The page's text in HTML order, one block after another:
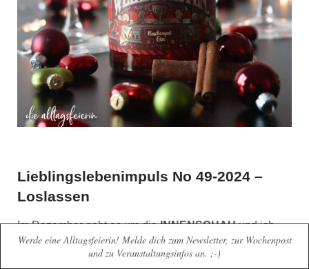
Lieblingslebenimpuls No 49-2024 –
Loslassen
Im Dezember geht es um dieINNENSCHAUund ich
lade dich ein, täglich bei mir auf Instagram in der Story
Werde eine Alltagsfeierin! Melde dich zum Newsletter, zur Wochenpost
und zu Veranstaltungsinfos an. ;-)